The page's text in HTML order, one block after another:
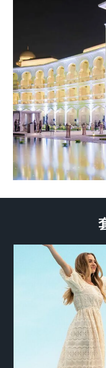
在工作日开启一
官、重拾平衡。
疗中心体验 60 分
用海滨泳池、私